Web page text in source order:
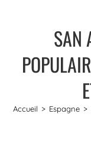
SAN
Accueil > Espagne >